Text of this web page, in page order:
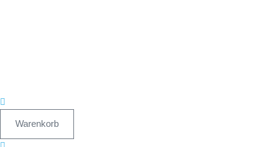
Warenkorb